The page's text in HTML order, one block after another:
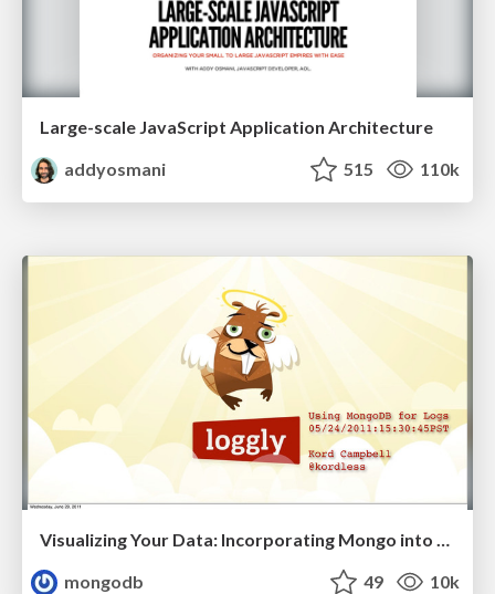
Large-scale JavaScript Application Architecture
addyosmani
515 110k
Visualizing Your Data: Incorporating Mongo into Loggly Infrastructure
mongodb
49 10k